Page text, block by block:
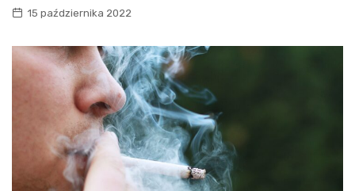
15 października 2022